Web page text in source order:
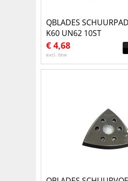
QBLADES
K60 UN62 10ST
€ 4,68
excl. btw